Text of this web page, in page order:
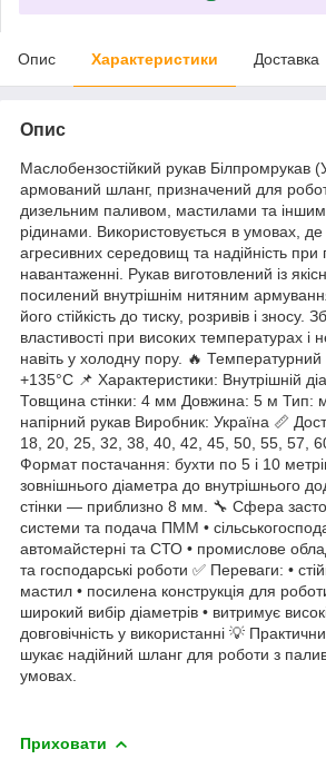
Опис Характеристики Доставка
Опис
Маслобензостійкий рукав Білпромрукав
армований шланг, призначений для
дизельним паливом, мастилами та
рідинами. Використовується в умовах, де
агресивних середовищ та надійність при
навантаженні. Рукав виготовлений із
посилений внутрішнім нитяним
його стійкість до тиску, розривів і зносу.
властивості при високих температурах і
навіть у холодну пору. 🔥
+135°C 📌 Характеристики: Внутрішній
Товщина стінки: 4 мм Довжина: 5 м Тип:
напірний рукав Виробник: Україна 📏
18, 20, 25, 32, 38, 40, 42, 45, 50, 55, 57,
Формат постачання: бухти по 5 і 10
зовнішнього діаметра до внутрішнього
стінки — приблизно 8 мм. 🔧 Сфера
системи та подача ПММ •
автомайстерні та СТО • промислове
та господарські роботи ✅ Переваги: •
мастил • посилена конструкція для
широкий вибір діаметрів • витримує
довговічність у використанні 💡
шукає надійний шланг для роботи з
умовах.
Приховати